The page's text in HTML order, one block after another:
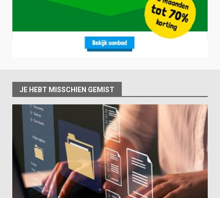
JE HEBT MISSCHIEN GEMIST